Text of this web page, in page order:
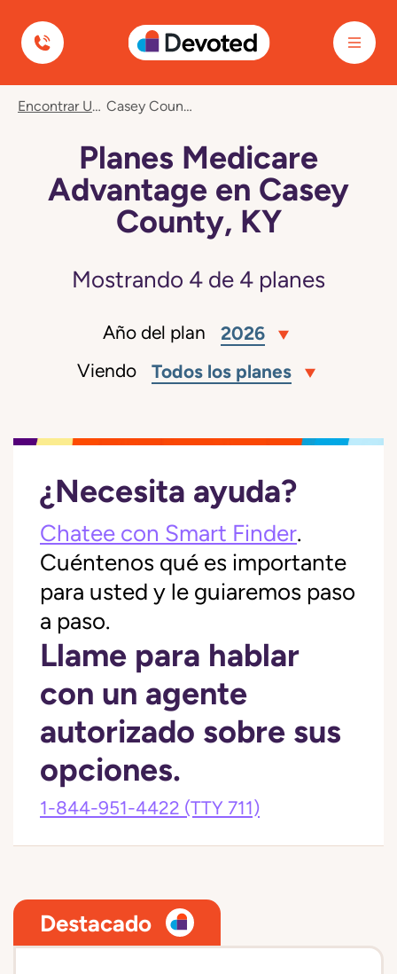
Devoted Health
Encontrar Un Plan Casey County, KY
Planes Medicare
Advantage en Casey
County, KY
Mostrando 4 de 4 planes
Año del plan 2026
Viendo Todos los planes
¿Necesita ayuda?
Chatee con Smart Finder.
Cuéntenos qué es importante
para usted y le guiaremos paso
a paso.
Llame para hablar
con un agente
autorizado sobre sus
opciones.
1-844-951-4422 (TTY 711)
Destacado